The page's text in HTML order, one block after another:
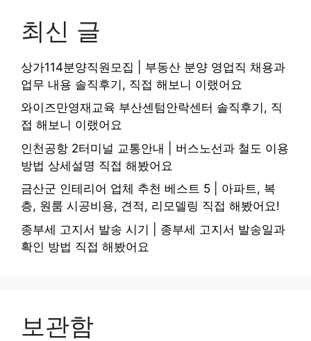
최신 글
상가114분양직원모집 | 부동산 분양 영업직 채용과
업무 내용 솔직후기, 직접 해보니 이랬어요
와이즈만영재교육 부산센텀안락센터 솔직후기, 직
접 해보니 이랬어요
인천공항 2터미널 교통안내 | 버스노선과 철도 이용
방법 상세설명 직접 해봤어요
금산군 인테리어 업체 추천 베스트 5 | 아파트, 복
층, 원룸 시공비용, 견적, 리모델링 직접 해봤어요!
종부세 고지서 발송 시기 | 종부세 고지서 발송일과
확인 방법 직접 해봤어요
보관함